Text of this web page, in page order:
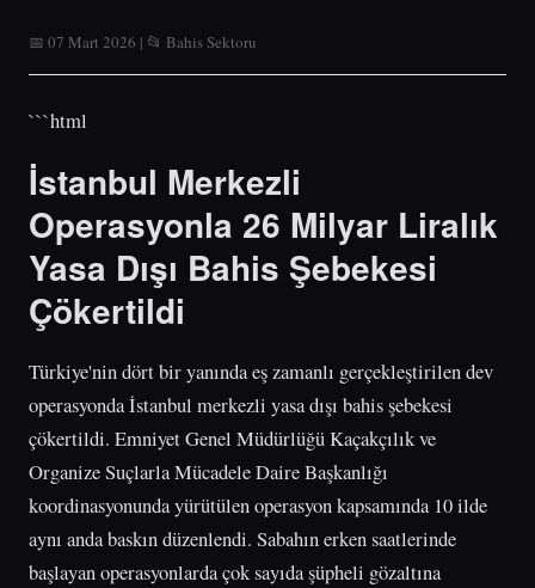
📅 07 Mart 2026 | 📂 Bahis Sektoru
```html
İstanbul Merkezli
Operasyonla 26 Milyar Liralık
Yasa Dışı Bahis Şebekesi
Çökertildi
Türkiye'nin dört bir yanında eş zamanlı gerçekleştirilen dev
operasyonda İstanbul merkezli yasa dışı bahis şebekesi
çökertildi. Emniyet Genel Müdürlüğü Kaçakçılık ve
Organize Suçlarla Mücadele Daire Başkanlığı
koordinasyonunda yürütülen operasyon kapsamında 10 ilde
aynı anda baskın düzenlendi. Sabahın erken saatlerinde
başlayan operasyonlarda çok sayıda şüpheli gözaltına